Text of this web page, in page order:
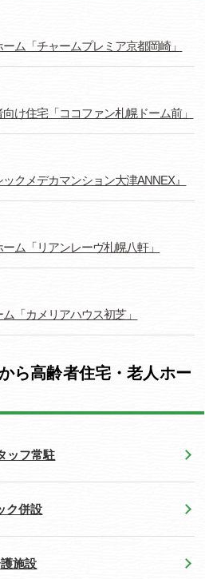
ム「チャームプレミア京都岡崎」
け住宅「ココファン札幌ドーム前」
クメデカマンション大津ANNEX』
ム「リアンレーヴ札幌八軒」
「カメリアハウス初芝」
ら高齢者住宅・老人ホー
ッフ常駐
ク併設
施設